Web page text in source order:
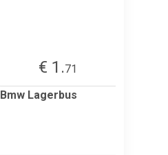
€ 1.71
Bmw Lagerbus